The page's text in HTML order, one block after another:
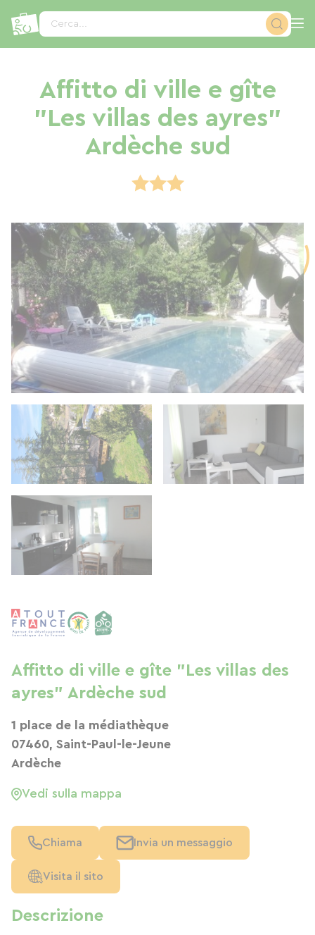
Cerca...
Affitto di ville e gîte
"Les villas des ayres"
Ardèche sud
Descrizione
Affitto di ville e gîte "Les villas des
ayres" Ardèche sud
1 place de la médiathèque
07460, Saint-Paul-le-Jeune
Ardèche
Vedi sulla mappa
Chiama Invia un messaggio
Visita il sito
Pannello di gestione dei cookies